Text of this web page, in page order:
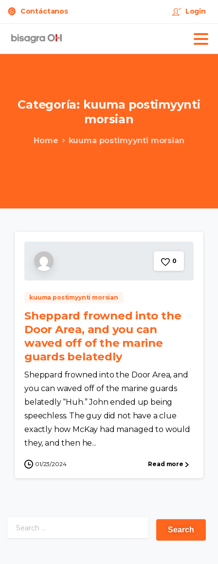
Contáctanos Login
Categoría: kuuma postimyynti
morsian
Home kuuma postimyynti morsian
0
kuuma postimyynti morsian
Sheppard frowned into the
Door Area, and you can
waved off of the marine
guards belatedly
Sheppard frowned into the Door Area, and
you can waved off of the marine guards
belatedly “Huh.” John ended up being
speechless. The guy did not have a clue
exactly how McKay had managed to would
they, and then he...
01/23/2024 Read more